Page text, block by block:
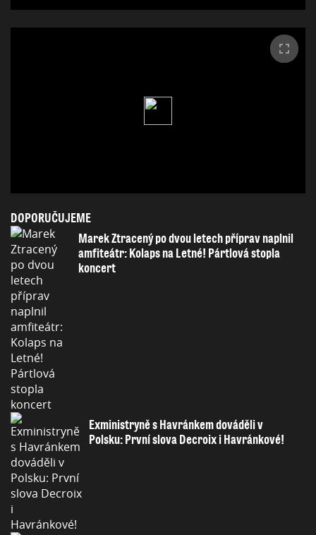
DOPORUČUJEME
Marek Ztracený po dvou letech příprav naplnil
amfiteátr: Kolaps na Letné! Pártlová stopla
koncert
Exministryně s Havránkem dováděli v
Polsku: První slova Decroix i Havránkové!